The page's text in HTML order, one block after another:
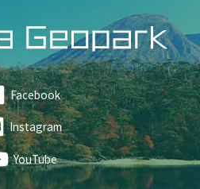
Facebook
Instagram
YouTube